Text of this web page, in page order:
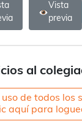
al
de todos los
aquí para
Vista
previa